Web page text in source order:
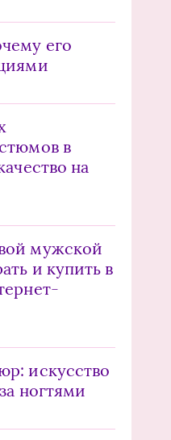
его
в
на
мужской
и купить в
искусство
ногтями